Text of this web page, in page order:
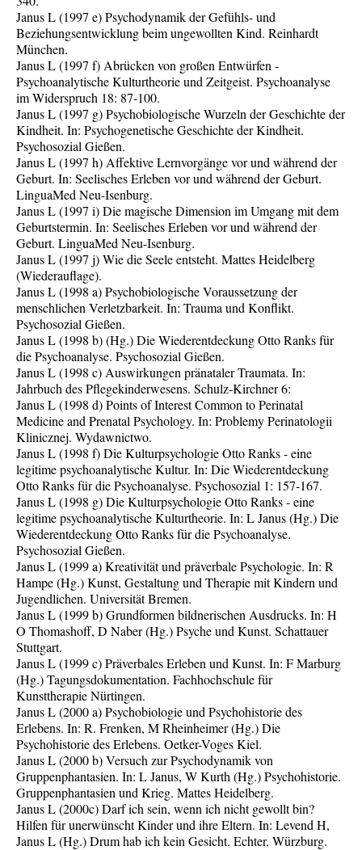
Janus L (1997 e) Psychodynamik der Gefühls- und
Beziehungsentwicklung beim ungewollten Kind. Reinhardt
München.
Janus L (1997 f) Abrücken von großen Entwürfen -
Psychoanalytische Kulturtheorie und Zeitgeist. Psychoanalyse
im Widerspruch 18: 87-100.
Janus L (1997 g) Psychobiologische Wurzeln der Geschichte der
Kindheit. In: Psychogenetische Geschichte der Kindheit.
Psychosozial Gießen.
Janus L (1997 h) Affektive Lernvorgänge vor und während der
Geburt. In: Seelisches Erleben vor und während der Geburt.
LinguaMed Neu-Isenburg.
Janus L (1997 i) Die magische Dimension im Umgang mit dem
Geburtstermin. In: Seelisches Erleben vor und während der
Geburt. LinguaMed Neu-Isenburg.
Janus L (1997 j) Wie die Seele entsteht. Mattes Heidelberg
(Wiederauflage).
Janus L (1998 a) Psychobiologische Voraussetzung der
menschlichen Verletzbarkeit. In: Trauma und Konflikt.
Psychosozial Gießen.
Janus L (1998 b) (Hg.) Die Wiederentdeckung Otto Ranks für
die Psychoanalyse. Psychosozial Gießen.
Janus L (1998 c) Auswirkungen pränataler Traumata. In:
Jahrbuch des Pflegekinderwesens. Schulz-Kirchner 6:
Janus L (1998 d) Points of Interest Common to Perinatal
Medicine and Prenatal Psychology. In: Problemy Perinatologii
Klinicznej. Wydawnictwo.
Janus L (1998 f) Die Kulturpsychologie Otto Ranks - eine
legitime psychoanalytische Kultur. In: Die Wiederentdeckung
Otto Ranks für die Psychoanalyse. Psychosozial 1: 157-167.
Janus L (1998 g) Die Kulturpsychologie Otto Ranks - eine
legitime psychoanalytische Kulturtheorie. In: L Janus (Hg.) Die
Wiederentdeckung Otto Ranks für die Psychoanalyse.
Psychosozial Gießen.
Janus L (1999 a) Kreativität und präverbale Psychologie. In: R
Hampe (Hg.) Kunst, Gestaltung und Therapie mit Kindern und
Jugendlichen. Universität Bremen.
Janus L (1999 b) Grundformen bildnerischen Ausdrucks. In: H
O Thomashoff, D Naber (Hg.) Psyche und Kunst. Schattauer
Stuttgart.
Janus L (1999 c) Präverbales Erleben und Kunst. In: F Marburg
(Hg.) Tagungsdokumentation. Fachhochschule für
Kunsttherapie Nürtingen.
Janus L (2000 a) Psychobiologie und Psychohistorie des
Erlebens. In: R. Frenken, M Rheinheimer (Hg.) Die
Psychohistorie des Erlebens. Oetker-Voges Kiel.
Janus L (2000 b) Versuch zur Psychodynamik von
Gruppenphantasien. In: L Janus, W Kurth (Hg.) Psychohistorie.
Gruppenphantasien und Krieg. Mattes Heidelberg.
Janus L (2000c) Darf ich sein, wenn ich nicht gewollt bin?
Hilfen für unerwünscht Kinder und ihre Eltern. In: Levend H,
Janus L (Hg.) Drum hab ich kein Gesicht. Echter, Würzburg.